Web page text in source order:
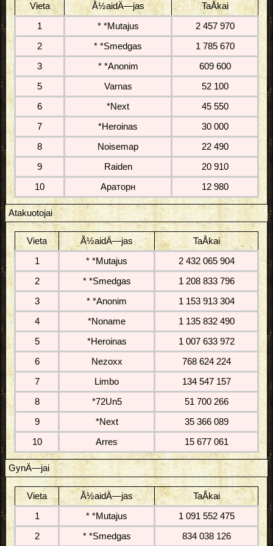
Vieta Å½aidÄ—jas TaÅkai
1 * *Mutajus 2 457 970
2 * *Smedgas 1 785 670
3 * *Anonim 609 600
5 Varnas 52 100
6 *Next 45 550
7 *Heroinas 30 000
8 Noisemap 22 490
9 Raiden 20 910
10 Араторн 12 980
Atakuotojai
Vieta Å½aidÄ—jas TaÅkai
1 * *Mutajus 2 432 065 904
2 * *Smedgas 1 208 833 796
3 * *Anonim 1 153 913 304
4 *Noname 1 135 832 490
5 *Heroinas 1 007 633 972
6 Nezoxx 768 624 224
7 Limbo 134 547 157
8 *72Un5 51 700 266
9 *Next 35 366 089
10 Arres 15 677 061
GynÄ—jai
Vieta Å½aidÄ—jas TaÅkai
1 * *Mutajus 1 091 552 475
2 * *Smedgas 834 038 126